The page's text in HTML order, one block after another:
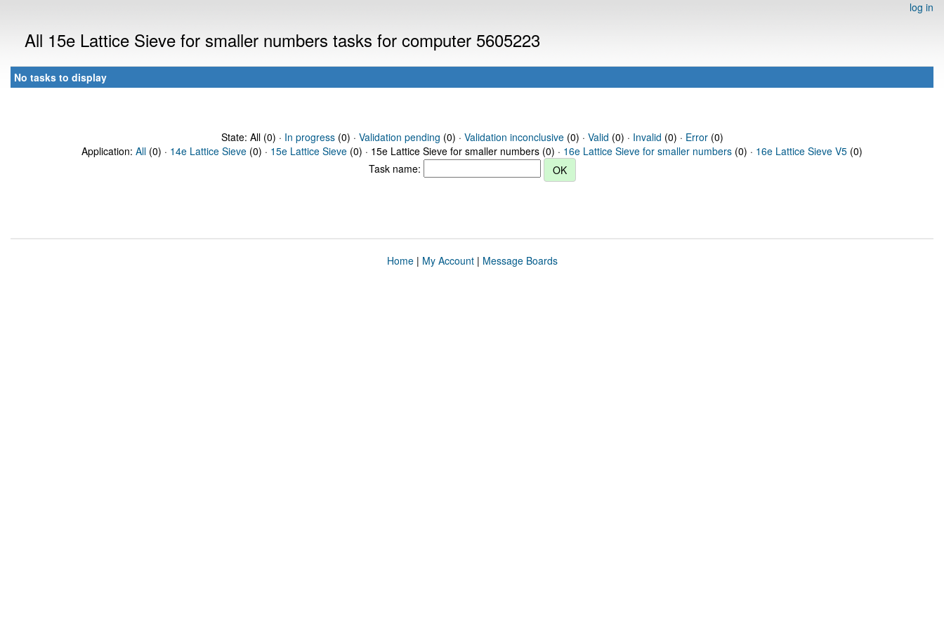
log in
All 15e Lattice Sieve for smaller numbers tasks for computer 5605223
No tasks to display
State: All (0) · In progress(0) · Validation pending (0) · Validation inconclusive(0) · Valid (0) · Invalid (0) · Error(0)
Application: All (0) · 14e Lattice Sieve (0) · 15e Lattice Sieve (0) · 15e Lattice Sieve for smaller numbers (0) · 16e Lattice Sieve for smaller numbers (0) · 16e Lattice Sieve V5 (0)
Task name:
Home| My Account| Message Boards